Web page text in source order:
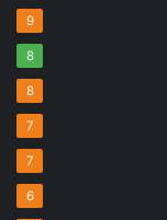
9
8
8
7
7
6